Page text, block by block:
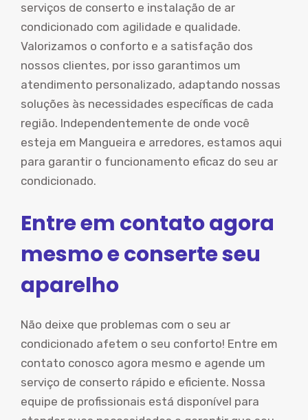
serviços de conserto e instalação de ar
condicionado com agilidade e qualidade.
Valorizamos o conforto e a satisfação dos
nossos clientes, por isso garantimos um
atendimento personalizado, adaptando nossas
soluções às necessidades específicas de cada
região. Independentemente de onde você
esteja em Mangueira e arredores, estamos aqui
para garantir o funcionamento eficaz do seu ar
condicionado.
Entre em contato agora
mesmo e conserte seu
aparelho
Não deixe que problemas com o seu ar
condicionado afetem o seu conforto! Entre em
contato conosco agora mesmo e agende um
serviço de conserto rápido e eficiente. Nossa
equipe de profissionais está disponível para